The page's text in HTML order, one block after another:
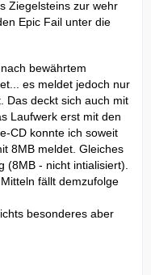
Ziegelsteins zur wehr
Epic Fail unter die
bewährtem
es meldet jedoch nur
Das deckt sich auch mit
Laufwerk erst mit den
CD konnte ich soweit
8MB meldet. Gleiches
(8MB - nicht intialisiert).
fällt demzufolge
besonderes aber